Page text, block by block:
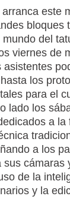
este
bloques
del
viernes de
los
para el
lado los
a
a los
cámaras
de la
y la